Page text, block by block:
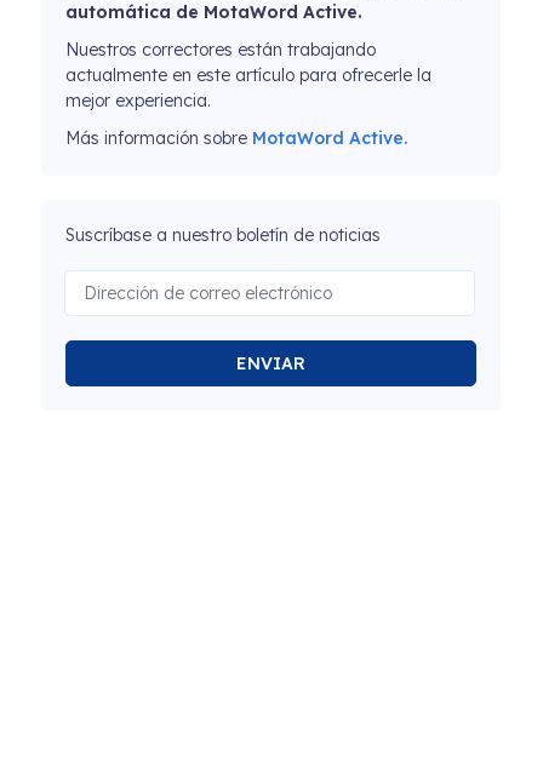
automática de MotaWord Active.
Nuestros correctores están trabajando
actualmente en este artículo para ofrecerle la
mejor experiencia.
Más información sobre MotaWord Active.
Suscríbase a nuestro boletín de noticias
ENVIAR